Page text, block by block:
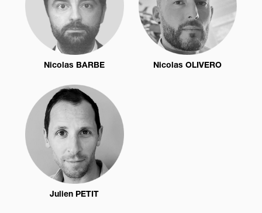
Nicolas BARBE Nicolas OLIVERO
Julien PETIT